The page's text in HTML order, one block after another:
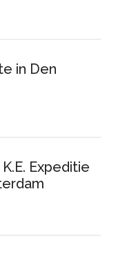
in Den
Expeditie